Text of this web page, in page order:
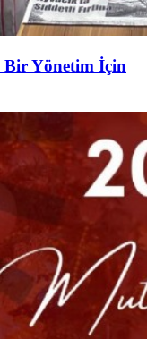
Yönetim İçin